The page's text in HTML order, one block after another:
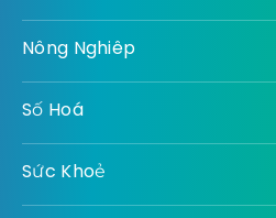
Nông Nghiêp
Số Hoá
Sức Khoẻ